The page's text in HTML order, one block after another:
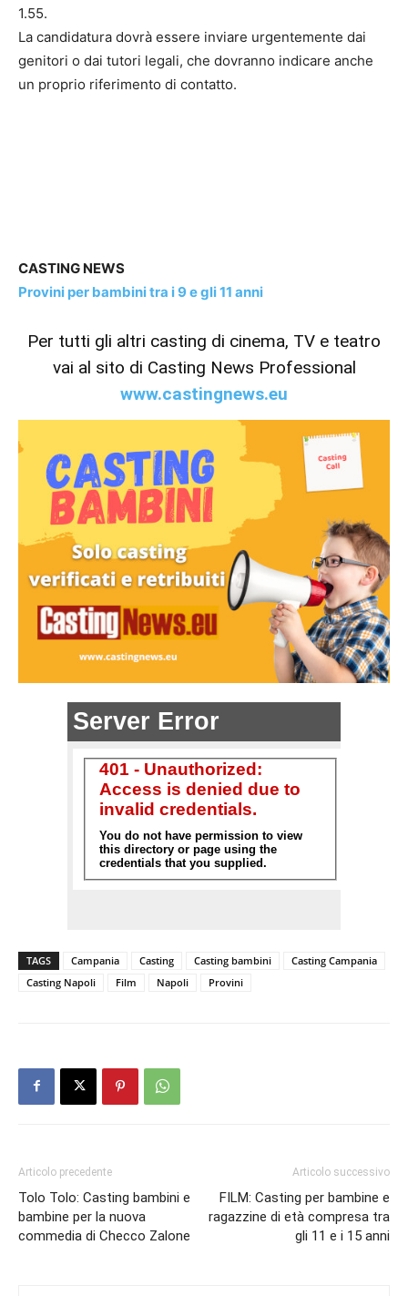
1.55.
La candidatura dovrà essere inviare urgentemente dai
genitori o dai tutori legali, che dovranno indicare anche
un proprio riferimento di contatto.
CASTING NEWS
Provini per bambini tra i 9 e gli 11 anni
Per tutti gli altri casting di cinema, TV e teatro
vai al sito di Casting News Professional
www.castingnews.eu
TAGS Campania Casting Casting bambini
Casting Campania
Casting Napoli
Film Napoli Provini
Articolo precedente
Tolo Tolo: Casting bambini e
bambine per la nuova
commedia di Checco Zalone
Articolo successivo
FILM: Casting per bambine e
ragazzine di età compresa tra
gli 11 e i 15 anni